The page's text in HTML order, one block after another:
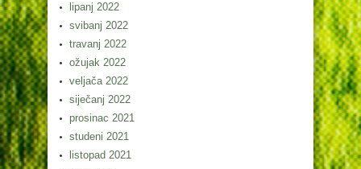
lipanj 2022
svibanj 2022
travanj 2022
ožujak 2022
veljača 2022
siječanj 2022
prosinac 2021
studeni 2021
listopad 2021